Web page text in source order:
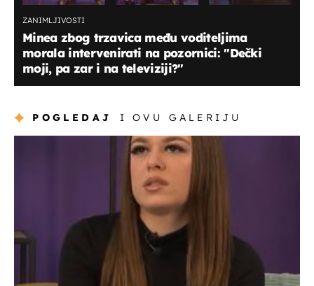
ZANIMLJIVOSTI
Minea zbog trzavica među voditeljima
morala intervenirati na pozornici: "Dečki
moji, pa zar i na televiziji?"
POGLEDAJ I OVU GALERIJU